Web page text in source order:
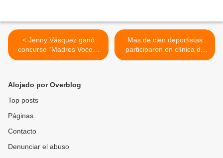
< Jenny Vásquez ganó
concurso “Madres Voces”
San Diego 2024 con una
Más de cien deportistas
participaron en clínica de
baloncesto en el municipio
Alojado por Overblog
Top posts
Páginas
Contacto
Denunciar el abuso